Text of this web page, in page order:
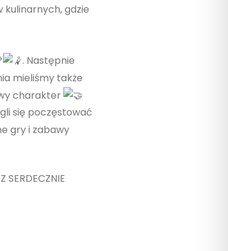
kulinarnych, gdzie
. Następnie
mieliśmy także
charakter
się poczęstować
gry i zabawy
SERDECZNIE